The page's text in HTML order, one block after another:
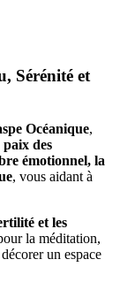
Sérénité et
Océanique,
paix des
émotionnel, la
, vous aidant à
et les
la méditation,
un espace